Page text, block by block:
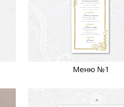
Меню №1